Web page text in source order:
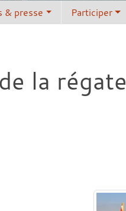
& presse Participer
la régate